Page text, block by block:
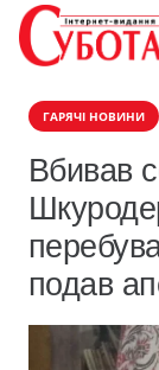
ГАРЯЧІ НОВИНИ
Вбивав
подав